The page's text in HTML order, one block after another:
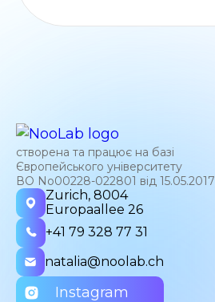
створена та працює на базі
Європейського університету
ВО No00228-022801 від 15.05.2017
Zurich, 8004
Europaallee 26
+41 79 328 77 31
natalia@noolab.ch
Instagram